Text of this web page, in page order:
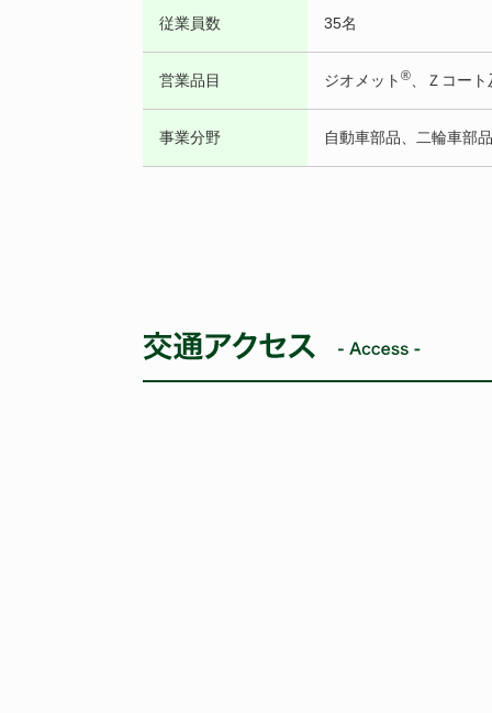
従業員数 35名
営業品目 ジオメット ® 、Ｚコー
事業分野 自動車部品、二輪車部